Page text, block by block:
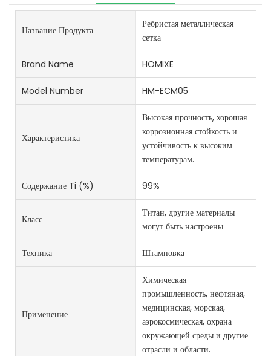
Название Продукта
Ребристая металлическая
сетка
Brand Name HOMIXE
Model Number HM-ECM05
Характеристика
Высокая прочность, хорошая
коррозионная стойкость и
устойчивость к высоким
температурам.
Содержание Ti (%) 99%
Класс
Титан, другие материалы
могут быть настроены
Техника Штамповка
Применение
Химическая
промышленность, нефтяная,
медицинская, морская,
аэрокосмическая, охрана
окружающей среды и другие
отрасли и области.